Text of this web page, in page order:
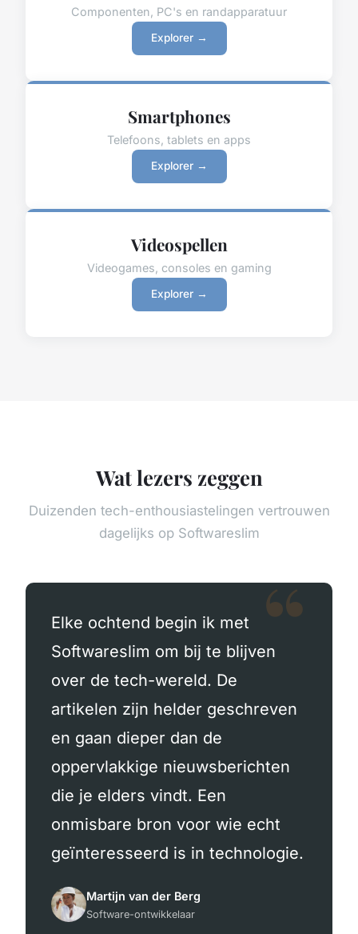
Componenten, PC's en randapparatuur
Explorer →
Smartphones
Telefoons, tablets en apps
Explorer →
Videospellen
Videogames, consoles en gaming
Explorer →
Wat lezers zeggen
Duizenden tech-enthousiastelingen vertrouwen
dagelijks op Softwareslim
Elke ochtend begin ik met
Softwareslim om bij te blijven
over de tech-wereld. De
artikelen zijn helder geschreven
en gaan dieper dan de
oppervlakkige nieuwsberichten
die je elders vindt. Een
onmisbare bron voor wie echt
geïnteresseerd is in technologie.
Martijn van der Berg
Software-ontwikkelaar